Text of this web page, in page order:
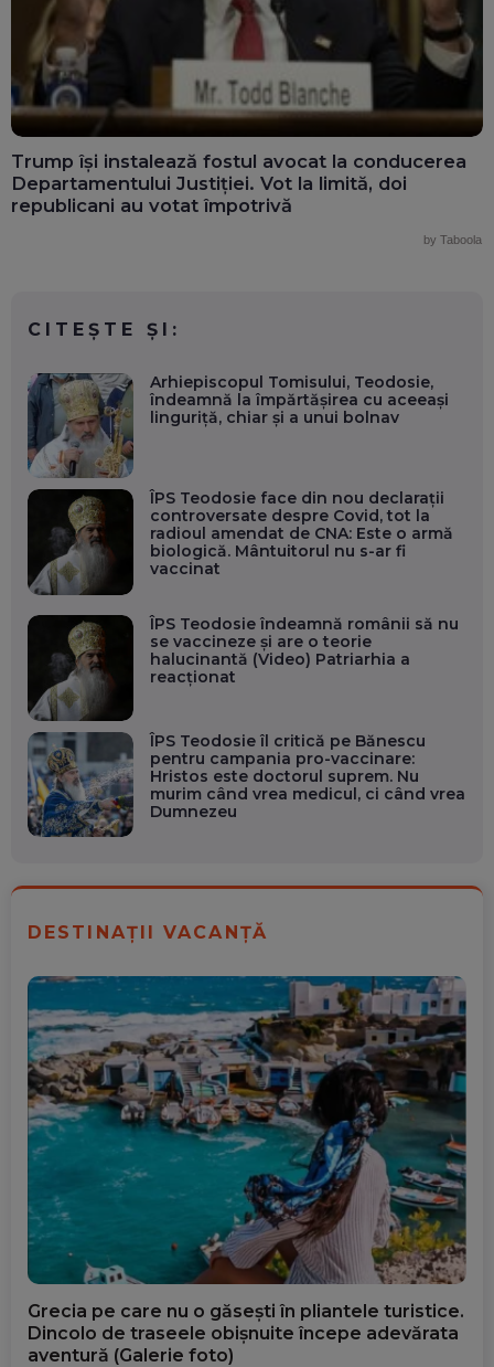
Trump își instalează fostul avocat la conducerea
Departamentului Justiției. Vot la limită, doi
republicani au votat împotrivă
by Taboola
CITEȘTE ȘI:
Arhiepiscopul Tomisului, Teodosie,
îndeamnă la împărtășirea cu aceeași
linguriță, chiar și a unui bolnav
ÎPS Teodosie face din nou declaraţii
controversate despre Covid, tot la
radioul amendat de CNA: Este o armă
biologică. Mântuitorul nu s-ar fi
vaccinat
ÎPS Teodosie îndeamnă românii să nu
se vaccineze și are o teorie
halucinantă (Video) Patriarhia a
reacționat
ÎPS Teodosie îl critică pe Bănescu
pentru campania pro-vaccinare:
Hristos este doctorul suprem. Nu
murim când vrea medicul, ci când vrea
Dumnezeu
DESTINAȚII VACANȚĂ
Grecia pe care nu o găsești în pliantele turistice.
Dincolo de traseele obișnuite începe adevărata
aventură (Galerie foto)